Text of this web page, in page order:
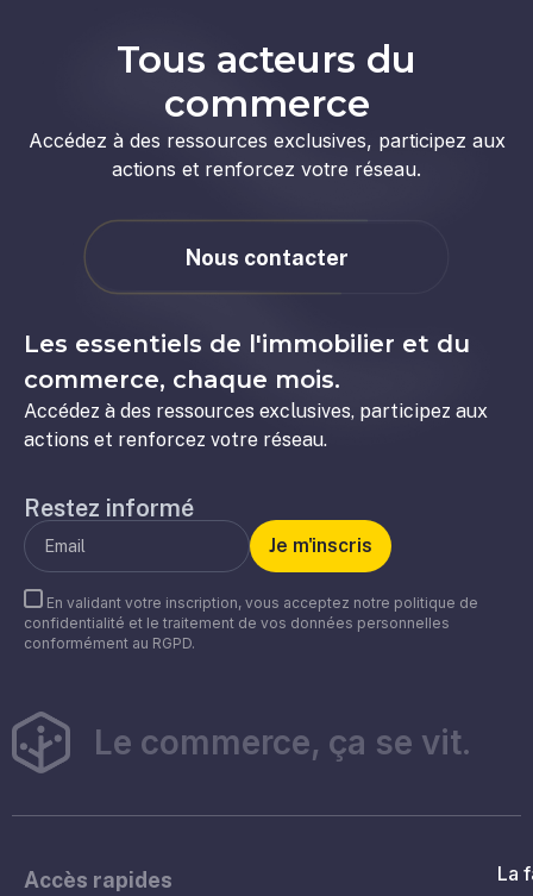
Tous acteurs du
commerce
Accédez à des ressources exclusives, participez aux
actions et renforcez votre réseau.
Nous contacter
Les essentiels de l'immobilier et du
commerce, chaque mois.
Accédez à des ressources exclusives, participez aux
actions et renforcez votre réseau.
Restez informé
En validant votre inscription, vous acceptez notre politique de
confidentialité et le traitement de vos données personnelles
conformément au RGPD.
Le commerce, ça se vit.
Accès rapides
La